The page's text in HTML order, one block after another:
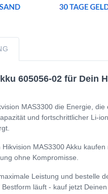
605056-02 für Dein
MAS3300 die Energie,
und fortschrittlicher Li-
MAS3300 Akku
ohne Kompromisse.
Leistung und bestelle
läuft - kauf jetzt